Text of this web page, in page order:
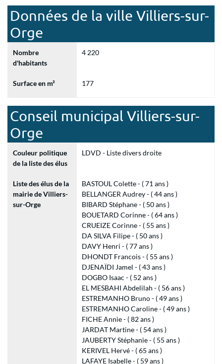
Données de la ville Villiers-sur-
Orge
Nombre
d'habitants
4 220
Surface en m² 177
Conseil municipal Villiers-sur-
Orge
Couleur politique
de la liste des élus
LDVD - Liste divers droite
Liste des élus de la
mairie de Villiers-
sur-Orge
BASTOUL Colette - ( 71 ans )
BELLANGER Audrey - ( 44 ans )
BIBARD Stéphane - ( 50 ans )
BOUETARD Corinne - ( 64 ans )
CRUEIZE Corinne - ( 55 ans )
DA SILVA Filipe - ( 50 ans )
DAVY Henri - ( 77 ans )
DHONDT Francois - ( 55 ans )
DJENAÏDI Jamel - ( 43 ans )
DOGBO Isaac - ( 52 ans )
EL MESBAHI Abdelilah - ( 56 ans )
ESTREMANHO Bruno - ( 49 ans )
ESTREMANHO Caroline - ( 49 ans )
FICHE Annie - ( 82 ans )
JARDAT Martine - ( 54 ans )
JAUBERTY Stéphanie - ( 55 ans )
KERIVEL Hervé - ( 65 ans )
LAFAYE Isabelle - ( 59 ans )